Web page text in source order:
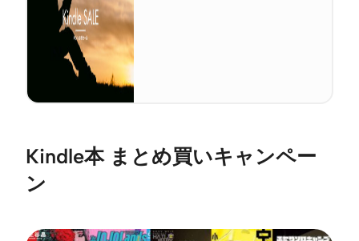
Kindle本 まとめ買いキャンペー
ン